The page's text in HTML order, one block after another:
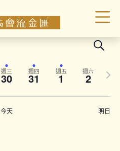
and
Search
週三
30 週四
31 週五
1 週六
2
Next
今天 明日